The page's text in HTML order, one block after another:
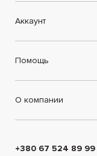
Аккаунт
Помощь
О компании
+380 67 524 89 99